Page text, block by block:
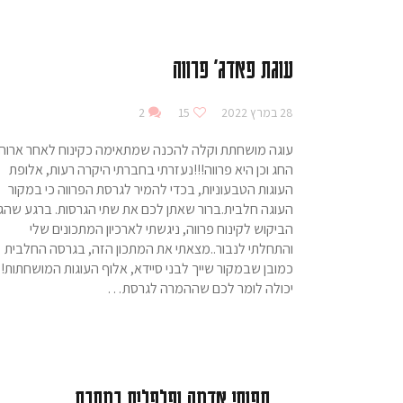
עוגת פאדג' פרווה
28 במרץ 2022 15
2
עוגה מושחתת וקלה להכנה שמתאימה כקינוח לאחר
החג וכן היא פרווה!!!נעזרתי בחברתי היקרה רעות, אלופת
העוגות הטבעוניות, בכדי להמיר לגרסת הפרווה כי במקור
העוגה חלבית.ברור שאתן לכם את שתי הגרסות. ברגע
הביקוש לקינוח פרווה, ניגשתי לארכיון המתכונים שלי
והתחלתי לנבור..מצאתי את המתכון הזה, בגרסה החלבית
כמובן שבמקור שייך לבני סיידא, אלוף העוגות
יכולה לומר לכם שההמרה לגרסת…